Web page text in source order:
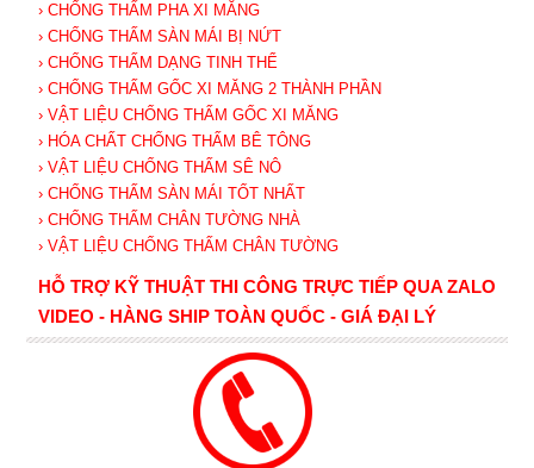
› CHỐNG THẤM PHA XI MĂNG
› CHỐNG THẤM SÀN MÁI BỊ NỨT
› CHỐNG THẤM DẠNG TINH THỂ
› CHỐNG THẤM GỐC XI MĂNG 2 THÀNH PHẦN
› VẬT LIỆU CHỐNG THẤM GỐC XI MĂNG
› HÓA CHẤT CHỐNG THẤM BÊ TÔNG
› VẬT LIỆU CHỐNG THẤM SÊ NÔ
› CHỐNG THẤM SÀN MÁI TỐT NHẤT
› CHỐNG THẤM CHÂN TƯỜNG NHÀ
› VẬT LIỆU CHỐNG THẤM CHÂN TƯỜNG
HỖ TRỢ KỸ THUẬT THI CÔNG TRỰC TIẾP QUA ZALO
VIDEO - HÀNG SHIP TOÀN QUỐC - GIÁ ĐẠI LÝ